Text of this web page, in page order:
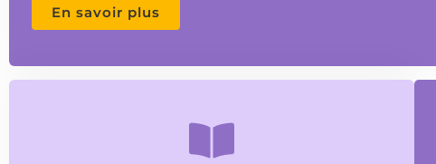
En savoir plus